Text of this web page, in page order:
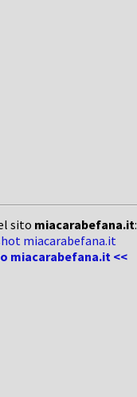
sito miacarabefana.it:
miacarabefana.it <<